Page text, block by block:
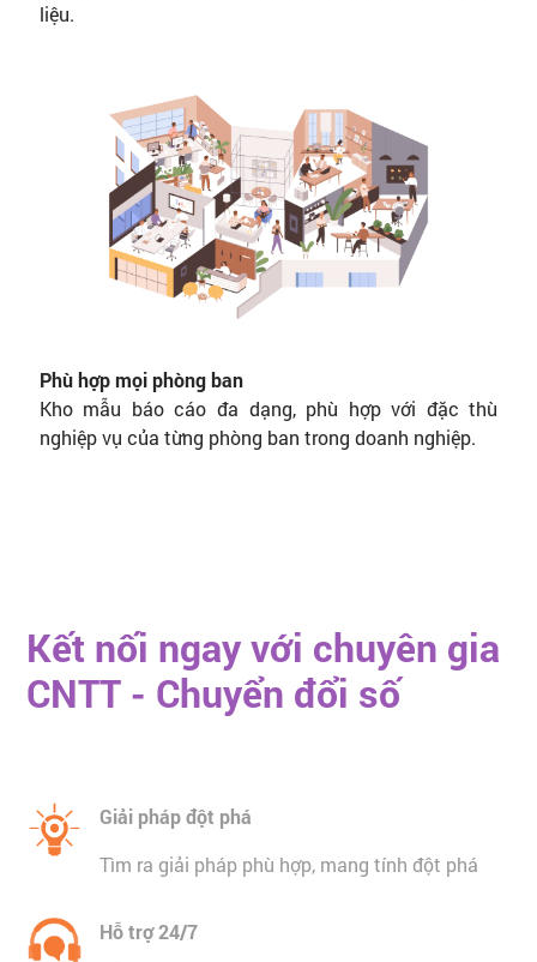
liệu.
Phù hợp mọi phòng ban
Kho mẫu báo cáo đa dạng, phù hợp với đặc thù
nghiệp vụ của từng phòng ban trong doanh nghiệp.
Kết nối ngay với chuyên gia
CNTT - Chuyển đổi số
Giải pháp đột phá
Tìm ra giải pháp phù hợp, mang tính đột phá
Hỗ trợ 24/7